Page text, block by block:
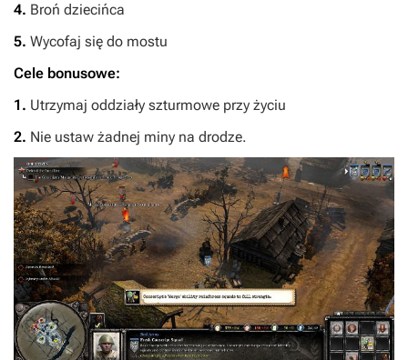
4. Broń dziecińca
5. Wycofaj się do mostu
Cele bonusowe:
1. Utrzymaj oddziały szturmowe przy życiu
2. Nie ustaw żadnej miny na drodze.